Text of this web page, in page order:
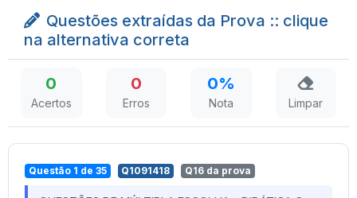
Questões extraídas da Prova :: clique
na alternativa correta
0
Acertos
0
Erros
0%
Nota Limpar
Questão 1 de 35 Q1091418 Q16 da prova